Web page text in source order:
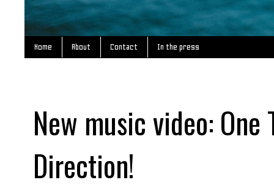
Home About Contact In the press
New music video: One
Direction!